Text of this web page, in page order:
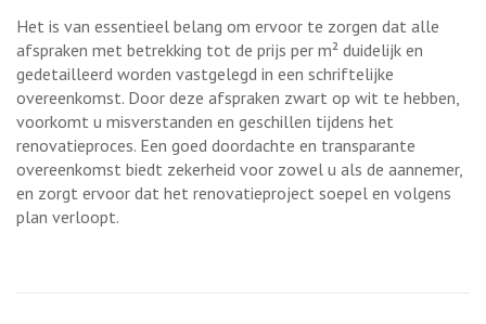
Het is van essentieel belang om ervoor te zorgen dat alle
afspraken met betrekking tot de prijs per m² duidelijk en
gedetailleerd worden vastgelegd in een schriftelijke
overeenkomst. Door deze afspraken zwart op wit te hebben,
voorkomt u misverstanden en geschillen tijdens het
renovatieproces. Een goed doordachte en transparante
overeenkomst biedt zekerheid voor zowel u als de aannemer,
en zorgt ervoor dat het renovatieproject soepel en volgens
plan verloopt.